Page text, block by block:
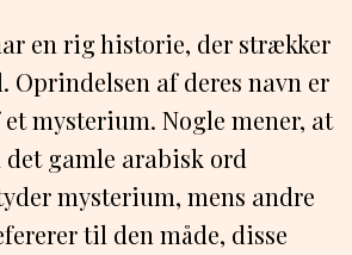
en rig historie, der strækker
af deres navn er
mysterium. Nogle mener, at
gamle arabisk ord
mysterium, mens andre
til den måde, disse